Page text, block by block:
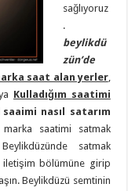
sağlıyoruz
.
beylikdü
zün’de
saat alan yerler,
Kulladığım saatimi
nasıl satarım
marka saatimi satmak
satmak
iletişim bölümüne girip
Beylikdüzü semtinin